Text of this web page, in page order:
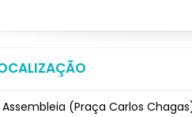
(Praça Carlos